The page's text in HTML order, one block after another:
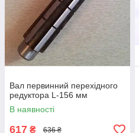
Вал первинний перехідного
редуктора L-156 мм
В наявності
617 ₴ 636 ₴